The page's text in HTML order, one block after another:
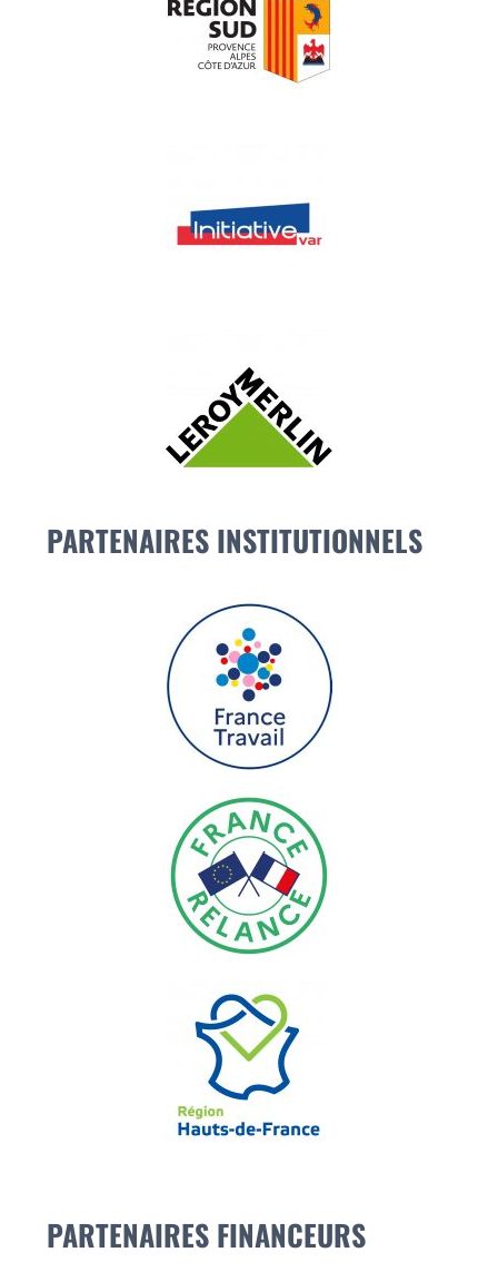
PARTENAIRES INSTITUTIONNELS
PARTENAIRES FINANCEURS